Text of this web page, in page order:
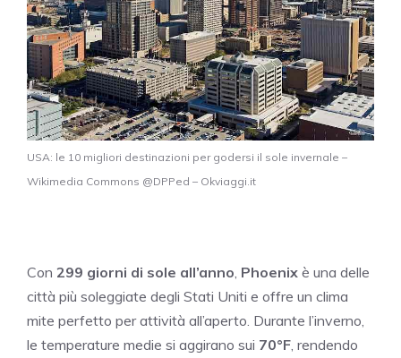
USA: le 10 migliori destinazioni per godersi il sole invernale –
Wikimedia Commons @DPPed – Okviaggi.it
Con 299 giorni di sole all’anno Phoenix è una delle
città più soleggiate degli Stati Uniti e offre un clima
mite perfetto per attività all’aperto. Durante l’inverno,
le temperature medie si aggirano sui 70°F , rendendo